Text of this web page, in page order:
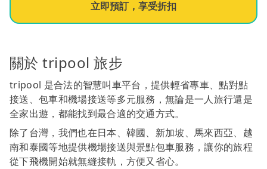
立即預訂，享受折扣
關於 tripool 旅步
tripool 是合法的智慧叫車平台，提供輕省專車、點對點
接送、包車和機場接送等多元服務，無論是一人旅行還是
全家出遊，都能找到最合適的交通方式。
除了台灣，我們也在日本、韓國、新加坡、馬來西亞、越
南和泰國等地提供機場接送與景點包車服務，讓你的旅程
從下飛機開始就無縫接軌，方便又省心。